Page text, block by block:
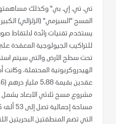
تي. تي. إي. بي" وكذلك
المسح "السيزمي" (الزلزالي)
يستخدم تقنيات رائدة لالتقاط صور
تحت سطح الأرض والتي سيتم
مشروع مسح ثلاثي الأبعاد يشمل
مساحة
التي تضم المنطقتين البحريتين